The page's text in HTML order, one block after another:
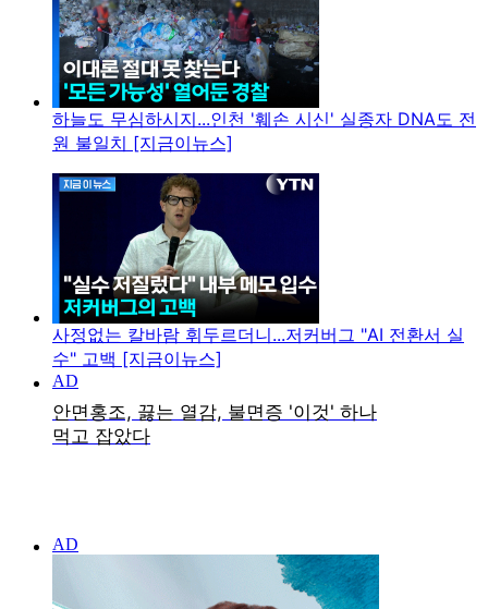
하늘도 무심하시지...인천 '훼손 시신' 실종자 DNA도 전
원 불일치 [지금이뉴스]
사정없는 칼바람 휘두르더니...저커버그 "AI 전환서 실
수" 고백 [지금이뉴스]